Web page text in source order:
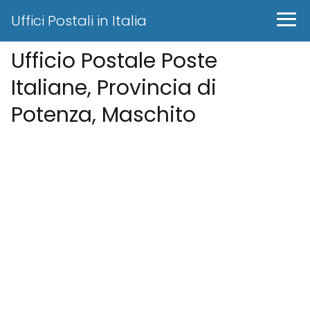
Uffici Postali in Italia
Ufficio Postale Poste
Italiane, Provincia di
Potenza, Maschito